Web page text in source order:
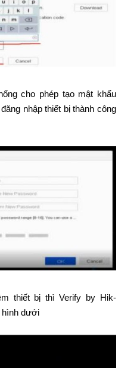
cho phép tạo mật khẩu
nhập thiết bị thành công
thiết bị thì Verify by Hik-
hình dưới